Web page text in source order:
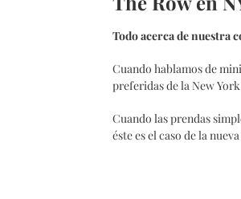
Todo acerca de nuestra
Cuando hablamos de
preferidas de la New
Cuando las prendas
éste es el caso de la